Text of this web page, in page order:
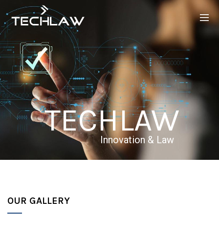
Innovation & Law
TECHLAW
OUR GALLERY